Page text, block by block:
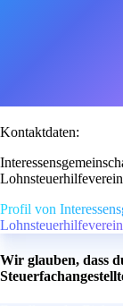
Kontaktdaten:
Profil von
Wir glauben, dass